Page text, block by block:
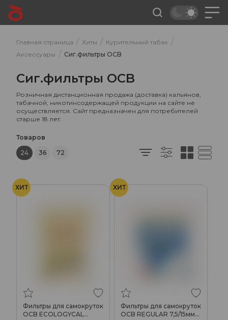
Главная страница / Хиты / Курительный табак /
Аксессуары / Сиг.фильтры OCB
Сиг.фильтры OCB
Розничная дистанционная продажа (доставка) кальянов,
табачной, никотинсодержащей продукции на сайте не
осуществляется. Сайт предназначен для потребителей
старше 18 лет.
Товаров
24
36 72
ХИТ
Фильтры для самокруток
OCB ECOLOGYCAL
ХИТ
Фильтры для самокруток
OCB REGULAR 7,5/15мм